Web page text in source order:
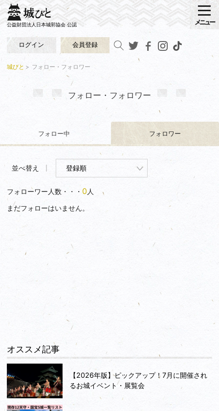
公益財団法人日本城郭協会 公認
ログイン 会員登録
メニュー
城びと フォロー・フォロワー
フォロー・フォロワー
フォロー中 フォロワー
並べ替え
フォローワー人数・・・ 0人
まだフォローはいません。
オススメ記事
【2026年版】ピックアップ！7月に開催され
るお城イベント・展覧会